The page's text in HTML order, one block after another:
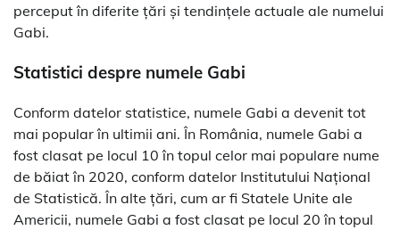
perceput în diferite țări și tendințele actuale ale numelui
Gabi.
Statistici despre numele Gabi
Conform datelor statistice, numele Gabi a devenit tot
mai popular în ultimii ani. În România, numele Gabi a
fost clasat pe locul 10 în topul celor mai populare nume
de băiat în 2020, conform datelor Institutului Național
de Statistică. În alte țări, cum ar fi Statele Unite ale
Americii, numele Gabi a fost clasat pe locul 20 în topul